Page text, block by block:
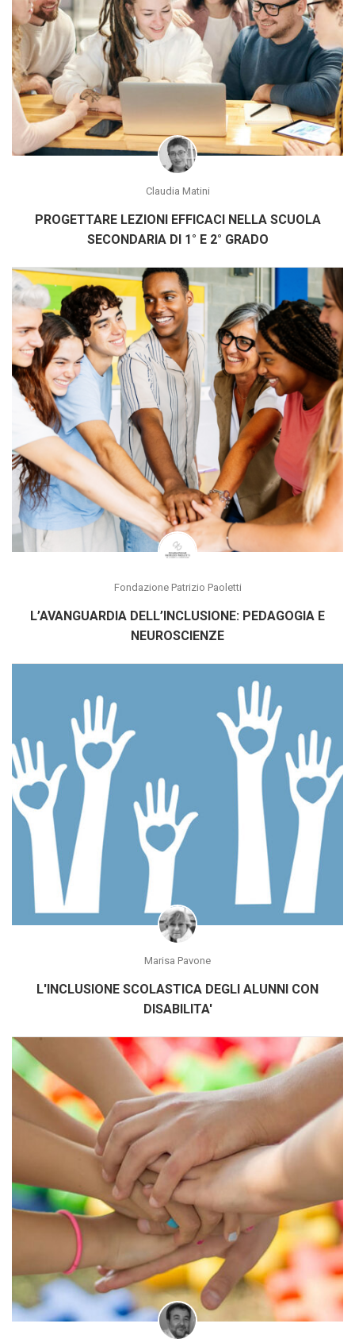
Claudia Matini
PROGETTARE LEZIONI EFFICACI NELLA SCUOLA
SECONDARIA DI 1° E 2° GRADO
Fondazione Patrizio Paoletti
L’AVANGUARDIA DELL’INCLUSIONE: PEDAGOGIA E
NEUROSCIENZE
Marisa Pavone
L'INCLUSIONE SCOLASTICA DEGLI ALUNNI CON
DISABILITA'